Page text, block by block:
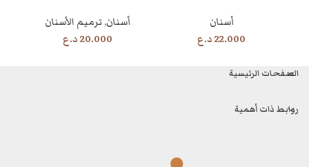
أسنان
22.000د.ع
أسنان, ترميم الأسنان
20.000د.ع
الصفحات الرئيسية
روابط ذات أهمية